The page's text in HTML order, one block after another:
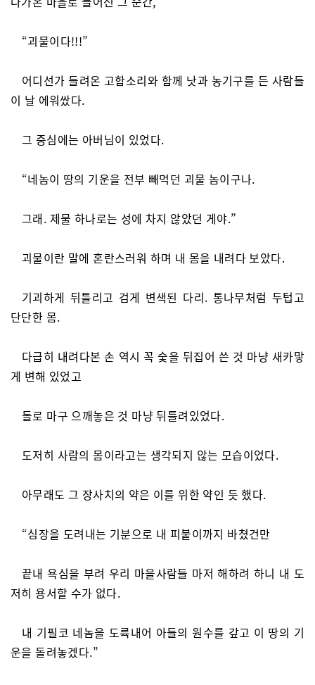
“괴물이다!!!”
어디선가 들려온 고함소리와 함께 낫과 농기구를 든 사람들
이 날 에워쌌다.
그 중심에는 아버님이 있었다.
“네놈이 땅의 기운을 전부 빼먹던 괴물 놈이구나.
그래. 제물 하나로는 성에 차지 않았던 게야.”
괴물이란 말에 혼란스러워 하며 내 몸을 내려다 보았다.
기괴하게 뒤틀리고 검게 변색된 다리. 통나무처럼 두텁고
단단한 몸.
다급히 내려다본 손 역시 꼭 숯을 뒤집어 쓴 것 마냥 새카맣
게 변해 있었고
돌로 마구 으깨놓은 것 마냥 뒤틀려있었다.
도저히 사람의 몸이라고는 생각되지 않는 모습이었다.
아무래도 그 장사치의 약은 이를 위한 약인 듯 했다.
“심장을 도려내는 기분으로 내 피붙이까지 바쳤건만
끝내 욕심을 부려 우리 마을사람들 마저 해하려 하니 내 도
저히 용서할 수가 없다.
내 기필코 네놈을 도륙내어 아들의 원수를 갚고 이 땅의 기
운을 돌려놓겠다.”